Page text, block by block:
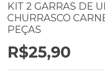
KIT 2 GARRAS DE
CHURRASCO
PEÇAS
R$25,90